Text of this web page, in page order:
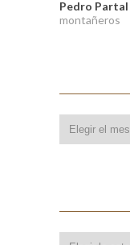
Pedro Partal
montañeros